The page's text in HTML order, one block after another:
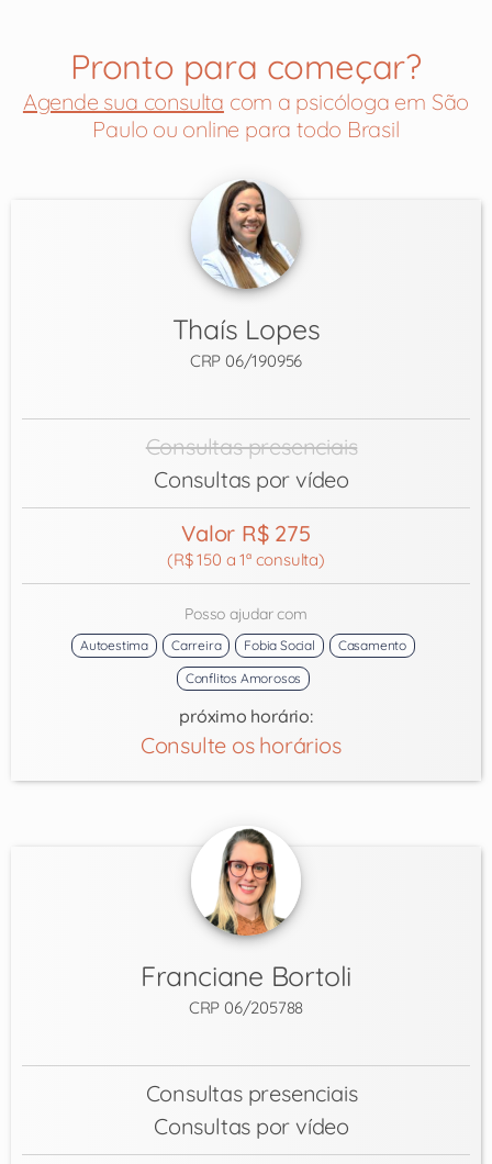
Pronto para começar?
Agende sua consulta com a psicóloga em São
Paulo ou online para todo Brasil
Thaís Lopes
CRP 06/190956
Consultas presenciais
Consultas por vídeo
Valor R$ 275
(R$ 150 a 1ª consulta)
Posso ajudar com
Autoestima Carreira Fobia Social
Casamento
Conflitos Amorosos
próximo horário:
Consulte os horários
Franciane Bortoli
CRP 06/205788
Consultas presenciais
Consultas por vídeo